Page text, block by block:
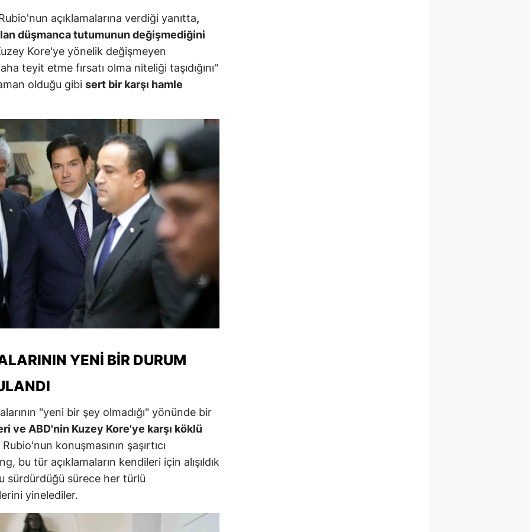
açıklamalarına verdiği yanıtta,
düşmanca tutumunun değişmediğini
Kore'ye yönelik değişmeyen
teyit etme fırsatı olma niteliği taşıdığını"
olduğu gibi sert bir karşı hamle
YENI BIR DURUM
"yeni bir şey olmadığı" yönünde bir
ve ABD'nin Kuzey Kore'ye karşı köklü
Rubio'nun konuşmasının şaşırtıcı
bu tür açıklamaların kendileri için alışıldık
sürdürdüğü sürece her türlü
yinelediler.